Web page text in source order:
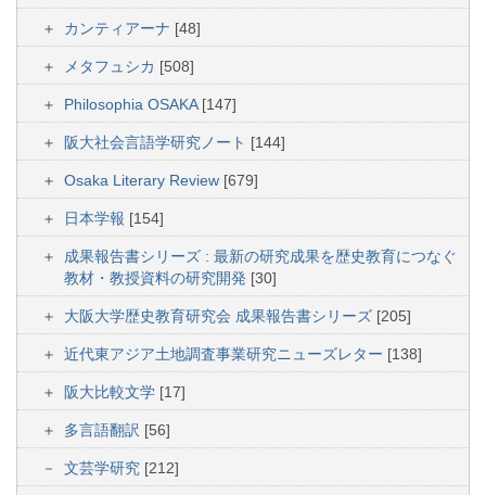
カンティアーナ [48]
メタフュシカ [508]
Philosophia OSAKA [147]
阪大社会言語学研究ノート [144]
Osaka Literary Review [679]
日本学報 [154]
成果報告書シリーズ : 最新の研究成果を歴史教育につなぐ
教材・教授資料の研究開発 [30]
大阪大学歴史教育研究会 成果報告書シリーズ [205]
近代東アジア土地調査事業研究ニューズレター [138]
阪大比較文学 [17]
多言語翻訳 [56]
文芸学研究 [212]